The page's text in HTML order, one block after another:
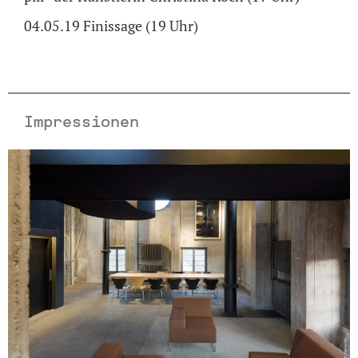
04.05.19 Finissage (19 Uhr)
Impressionen